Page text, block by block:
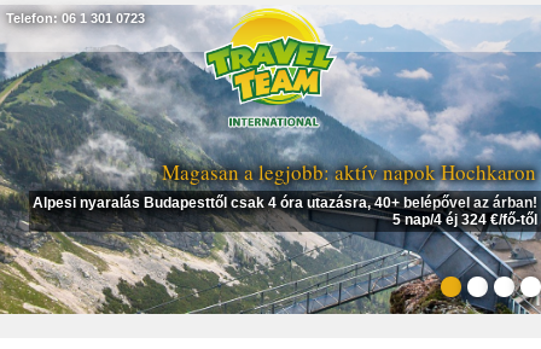
Magasan a legjobb: aktív napok Hochkaron
Alpesi nyaralás Budapesttől csak 4 óra utazásra, 40+ belépővel az árban!
5 nap/4 éj 324 €/fő-től
Telefon: 06 1 301 0723